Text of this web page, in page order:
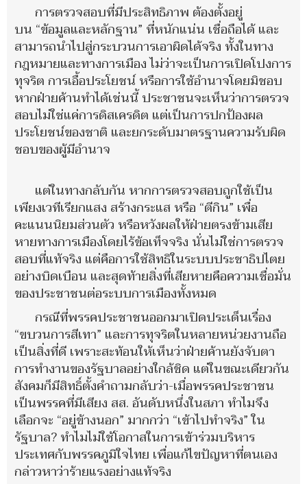
การตรวจสอบที่มีประสิทธิภาพ ต้องตั้งอยู่
บน “ข้อมูลและหลักฐาน” ที่หนักแน่น เชื่อถือได้ และ
สามารถนำไปสู่กระบวนการเอาผิดได้จริง ทั้งในทาง
กฎหมายและทางการเมือง ไม่ว่าจะเป็นการเปิดโปงการ
ทุจริต การเอื้อประโยชน์ หรือการใช้อำนาจโดยมิชอบ
หากฝ่ายค้านทำได้เช่นนี้ ประชาชนจะเห็นว่าการตรวจ
สอบไม่ใช่แค่การดิสเครดิต แต่เป็นการปกป้องผล
ประโยชน์ของชาติ และยกระดับมาตรฐานความรับผิด
ชอบของผู้มีอำนาจ
แต่ในทางกลับกัน หากการตรวจสอบถูกใช้เป็น
เพียงเวทีเรียกแสง สร้างกระแส หรือ “ตีกิน” เพื่อ
คะแนนนิยมส่วนตัว หรือหวังผลให้ฝ่ายตรงข้ามเสีย
หายทางการเมืองโดยไร้ข้อเท็จจริง นั่นไม่ใช่การตรวจ
สอบที่แท้จริง แต่คือการใช้สิทธิในระบบประชาธิปไตย
อย่างบิดเบือน และสุดท้ายสิ่งที่เสียหายคือความเชื่อมั่น
ของประชาชนต่อระบบการเมืองทั้งหมด
กรณีที่พรรคประชาชนออกมาเปิดประเด็นเรื่อง
“ขบวนการสีเทา” และการทุจริตในหลายหน่วยงานถือ
เป็นสิ่งที่ดี เพราะสะท้อนให้เห็นว่าฝ่ายค้านยังจับตา
การทำงานของรัฐบาลอย่างใกล้ชิด แต่ในขณะเดียวกัน
สังคมก็มีสิทธิ์ตั้งคำถามกลับว่า-เมื่อพรรคประชาชน
เป็นพรรคที่มีเสียง สส. อันดับหนึ่งในสภา ทำไมจึง
เลือกจะ “อยู่ข้างนอก” มากกว่า “เข้าไปทำจริง” ใน
รัฐบาล? ทำไมไม่ใช้โอกาสในการเข้าร่วมบริหาร
ประเทศกับพรรคภูมิใจไทย เพื่อแก้ไขปัญหาที่ตนเอง
กล่าวหาว่าร้ายแรงอย่างแท้จริง